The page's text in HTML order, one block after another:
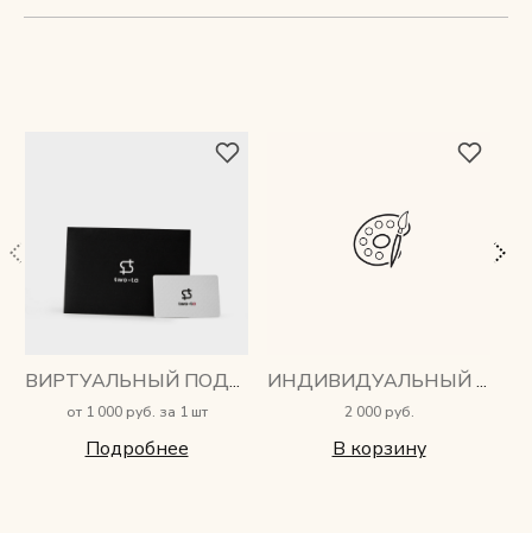
ВИРТУАЛЬНЫЙ ПОДАРОЧНЫЙ СЕРТИФИКАТ
от 1 000 руб. за 1 шт
Подробнее
ИНДИВИДУАЛЬНЫЙ ПОШИВ, ПЛЕЧЕВОЙ РЕМЕНЬ
2 000 руб.
В корзину